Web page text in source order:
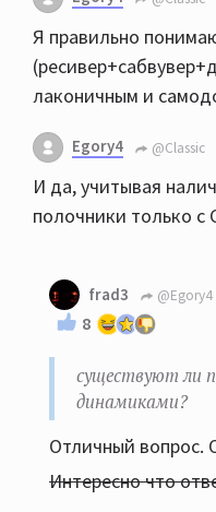
Я правильно
лаконичным и
Egory4 @Classic
И да, учитывая
полочники только
frad3 @Egory4
8
существуют ли
динамиками?
Отличный вопрос.
Интересно что